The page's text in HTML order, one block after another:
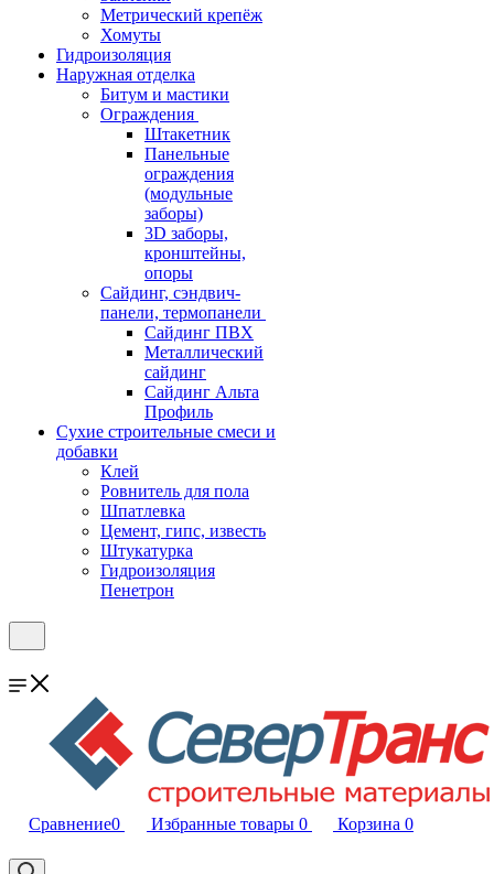
Метрический крепёж
Хомуты
Гидроизоляция
Наружная отделка
Битум и мастики
Ограждения
Штакетник
Панельные
ограждения
(модульные
заборы)
3D заборы,
кронштейны,
опоры
Cайдинг, сэндвич-
панели, термопанели
Сайдинг ПВХ
Металлический
сайдинг
Сайдинг Альта
Профиль
Сухие строительные смеси и
добавки
Клей
Ровнитель для пола
Шпатлевка
Цемент, гипс, известь
Штукатурка
Гидроизоляция
Пенетрон
Сравнение0 Избранные товары 0 Корзина 0